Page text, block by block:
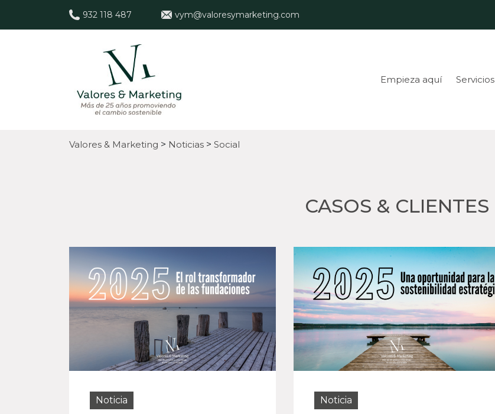
932 118 487 vym@valoresymarketing.com
Empieza aquí Servicios
Valores & Marketing > Noticias > Social
CASOS & CLIENTES
Noticia Noticia